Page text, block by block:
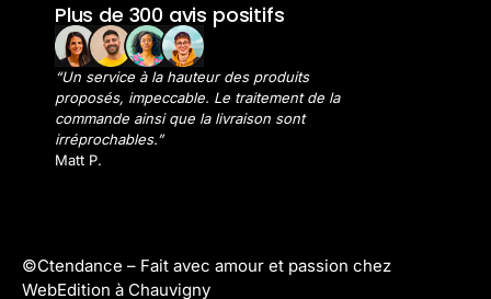
Plus de 300 avis positifs
“Un service à la hauteur des produits
proposés, impeccable. Le traitement de la
commande ainsi que la livraison sont
irréprochables.”
Matt P.
©Ctendance – Fait avec amour et passion chez
WebEdition à Chauvigny